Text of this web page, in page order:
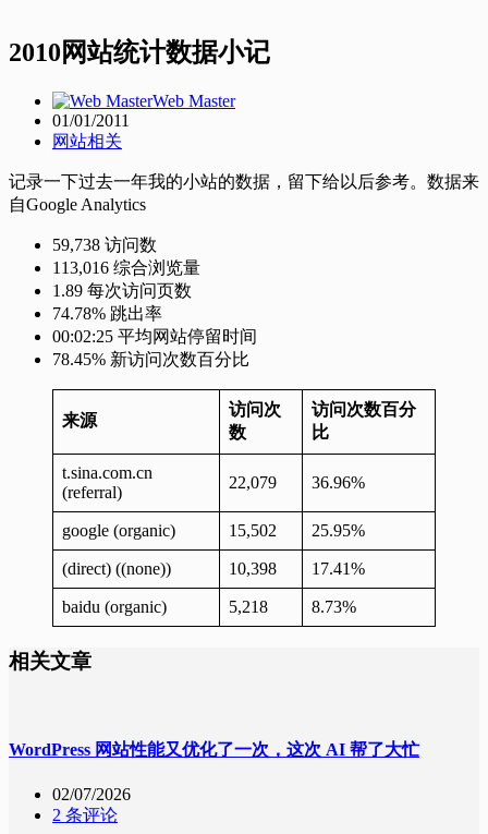
2010网站统计数据小记
Web Master
01/01/2011
网站相关
记录一下过去一年我的小站的数据，留下给以后参考。数据来
自Google Analytics
59,738 访问数
113,016 综合浏览量
1.89 每次访问页数
74.78% 跳出率
00:02:25 平均网站停留时间
78.45% 新访问次数百分比
来源
访问次
数
访问次数百分
比
t.sina.com.cn
(referral)
22,079 36.96%
google (organic) 15,502 25.95%
(direct) ((none)) 10,398 17.41%
baidu (organic) 5,218 8.73%
相关文章
WordPress 网站性能又优化了一次，这次 AI 帮了大忙
02/07/2026
2 条评论